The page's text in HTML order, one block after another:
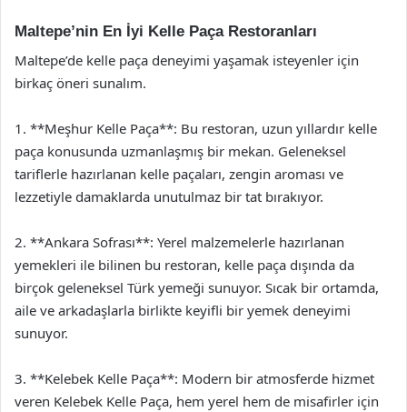
Maltepe’nin En İyi Kelle Paça Restoranları
Maltepe’de kelle paça deneyimi yaşamak isteyenler için
birkaç öneri sunalım.
1. **Meşhur Kelle Paça**: Bu restoran, uzun yıllardır kelle
paça konusunda uzmanlaşmış bir mekan. Geleneksel
tariflerle hazırlanan kelle paçaları, zengin aroması ve
lezzetiyle damaklarda unutulmaz bir tat bırakıyor.
2. **Ankara Sofrası**: Yerel malzemelerle hazırlanan
yemekleri ile bilinen bu restoran, kelle paça dışında da
birçok geleneksel Türk yemeği sunuyor. Sıcak bir ortamda,
aile ve arkadaşlarla birlikte keyifli bir yemek deneyimi
sunuyor.
3. **Kelebek Kelle Paça**: Modern bir atmosferde hizmet
veren Kelebek Kelle Paça, hem yerel hem de misafirler için